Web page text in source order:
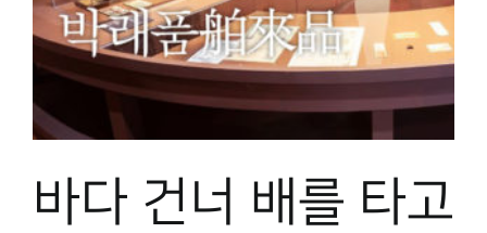
원문보기 PDF
박물관 홈페이지
바다 건너 배를 타고